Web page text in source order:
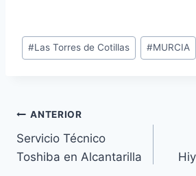
Etiquetas
de
#Las Torres de Cotillas #MURCIA
Navegación
de
ANTERIOR
Servicio Técnico
Toshiba en Alcantarilla